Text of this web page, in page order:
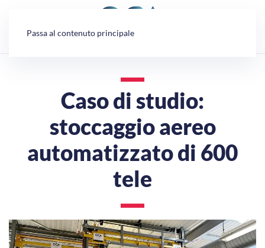
Passa al contenuto principale
Caso di studio:
stoccaggio aereo
automatizzato di 600
tele
Pannello di gestione dei cookies